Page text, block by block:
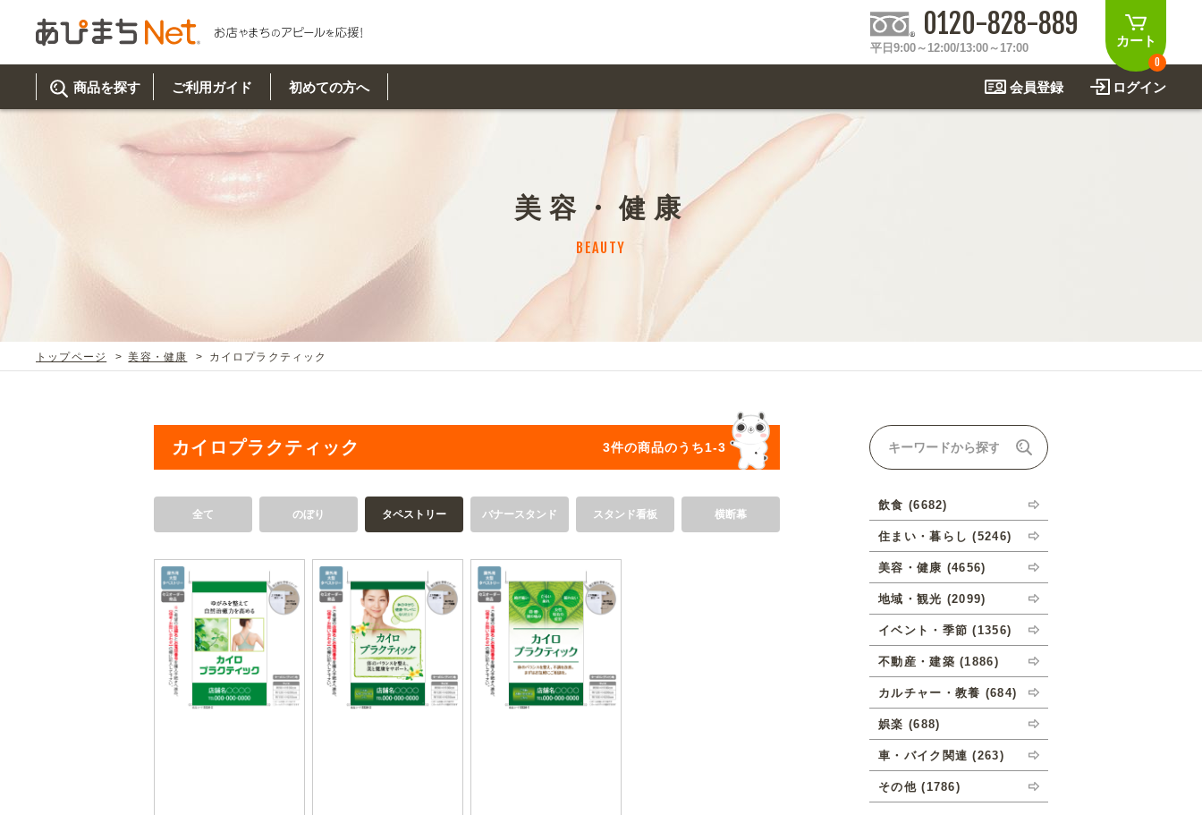
カート
0
0120-828-889
平日9:00～12:00/13:00～17:00
ログイン
会員登録
商品を探す
韓国グルメ
住まい・暮らし
美容・健康 地域・観光
不動産・建築
カルチャー・教養 娯楽
オリジナルオーダーについて
ご利用ガイド
取り扱い商品一覧
料金一覧
お届け納期と配送方法
お支払方法
初めての方へ
商品について
オリジナルオーダー制作事例
美容・健康
BEAUTY
トップページ 美容・健康 カイロプラクティック
カイロプラクティック 3件の商品のうち1-3
全て のぼり タペストリー バナースタンド スタンド看板 横断幕
飲食 (6682)
住まい・暮らし (5246)
美容・健康 (4656)
地域・観光 (2099)
イベント・季節 (1356)
不動産・建築 (1886)
カルチャー・教養 (684)
娯楽 (688)
車・バイク関連 (263)
その他 (1786)